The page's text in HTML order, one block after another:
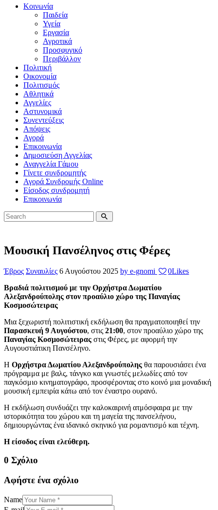
Κοινωνία
Παιδεία
Υγεία
Εργασία
Αγροτικά
Προσφυγικό
Περιβάλλον
Πολιτική
Οικονομία
Πολιτισμός
Αθλητικά
Αγγελίες
Αστυνομικά
Συνεντεύξεις
Απόψεις
Αγορά
Επικοινωνία
Δημοσιεύση Αγγελίας
Αναγγελία Γάμου
Γίνετε συνδρομητής
Αγορά Συνδρομής Online
Είσοδος συνδρομητή
Επικοινωνία
Μουσική Πανσέληνος στις Φέρες
Έβρος Συναυλίες 6 Αυγούστου 2025 by e-gnomi 0Likes
Βραδιά πολιτισμού με την Ορχήστρα Δωματίου
Αλεξανδρούπολης στον προαύλιο χώρο της Παναγίας
Κοσμοσώτειρας
Μια ξεχωριστή πολιτιστική εκδήλωση θα πραγματοποιηθεί την
Παρασκευή 9 Αυγούστου, στις 21:00, στον προαύλιο χώρο της
Παναγίας Κοσμοσώτειρας στις Φέρες, με αφορμή την
Αυγουστιάτικη Πανσέληνο.
Η Ορχήστρα Δωματίου Αλεξανδρούπολης θα παρουσιάσει ένα
πρόγραμμα με βαλς, τάνγκο και γνωστές μελωδίες από τον
παγκόσμιο κινηματογράφο, προσφέροντας στο κοινό μια μοναδική
μουσική εμπειρία κάτω από τον έναστρο ουρανό.
Η εκδήλωση συνδυάζει την καλοκαιρινή ατμόσφαιρα με την
ιστορικότητα του χώρου και τη μαγεία της πανσελήνου,
δημιουργώντας ένα ιδανικό σκηνικό για ρομαντισμό και τέχνη.
Η είσοδος είναι ελεύθερη.
0 Σχόλιο
Αφήστε ένα σχόλιο
Name